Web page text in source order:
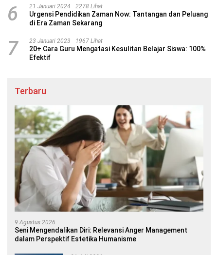
6 21 Januari 2024 2278 Lihat
Urgensi Pendidikan Zaman Now: Tantangan dan Peluang
di Era Zaman Sekarang
7 23 Januari 2023 1967 Lihat
20+ Cara Guru Mengatasi Kesulitan Belajar Siswa: 100%
Efektif
Terbaru
9 Agustus 2026
Seni Mengendalikan Diri: Relevansi Anger Management
dalam Perspektif Estetika Humanisme